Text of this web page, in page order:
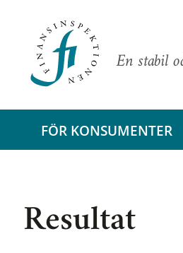
En stabil
FÖR KONSUMENTER
Resultat